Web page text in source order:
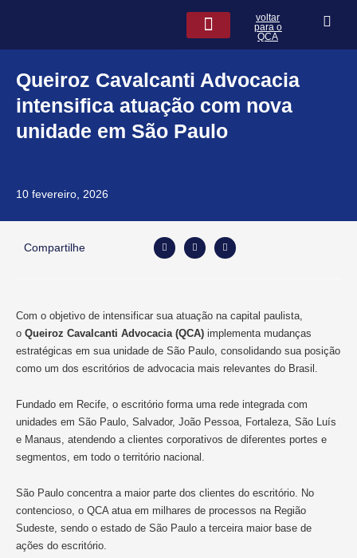
voltar
para o
QCA
Queiroz Cavalcanti Advocacia
intensifica atuação com nova
unidade em São Paulo
10 fevereiro, 2026
Compartilhe
Com o objetivo de intensificar sua atuação na capital paulista,
o Queiroz Cavalcanti Advocacia (QCA) implementa mudanças
estratégicas em sua unidade de São Paulo, consolidando sua posição
como um dos escritórios de advocacia mais relevantes do Brasil.
Fundado em Recife, o escritório forma uma rede integrada com
unidades em São Paulo, Salvador, João Pessoa, Fortaleza, São Luís
e Manaus, atendendo a clientes corporativos de diferentes portes e
segmentos, em todo o território nacional.
São Paulo concentra a maior parte dos clientes do escritório. No
contencioso, o QCA atua em milhares de processos na Região
Sudeste, sendo o estado de São Paulo a terceira maior base de
ações do escritório.